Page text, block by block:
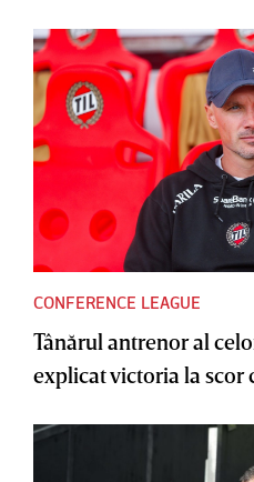
CONFERENCE LEAGUE
Tânărul antrenor al
explicat victoria la scor